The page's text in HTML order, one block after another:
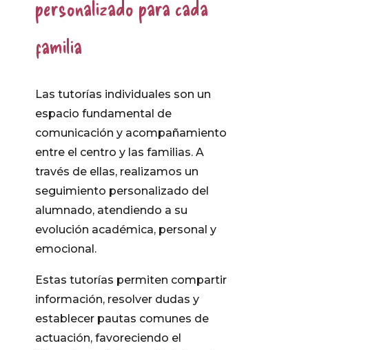
personalizado para cada
familia
Las tutorías individuales son un
espacio fundamental de
comunicación y acompañamiento
entre el centro y las familias. A
través de ellas, realizamos un
seguimiento personalizado del
alumnado, atendiendo a su
evolución académica, personal y
emocional.
Estas tutorías permiten compartir
información, resolver dudas y
establecer pautas comunes de
actuación, favoreciendo el